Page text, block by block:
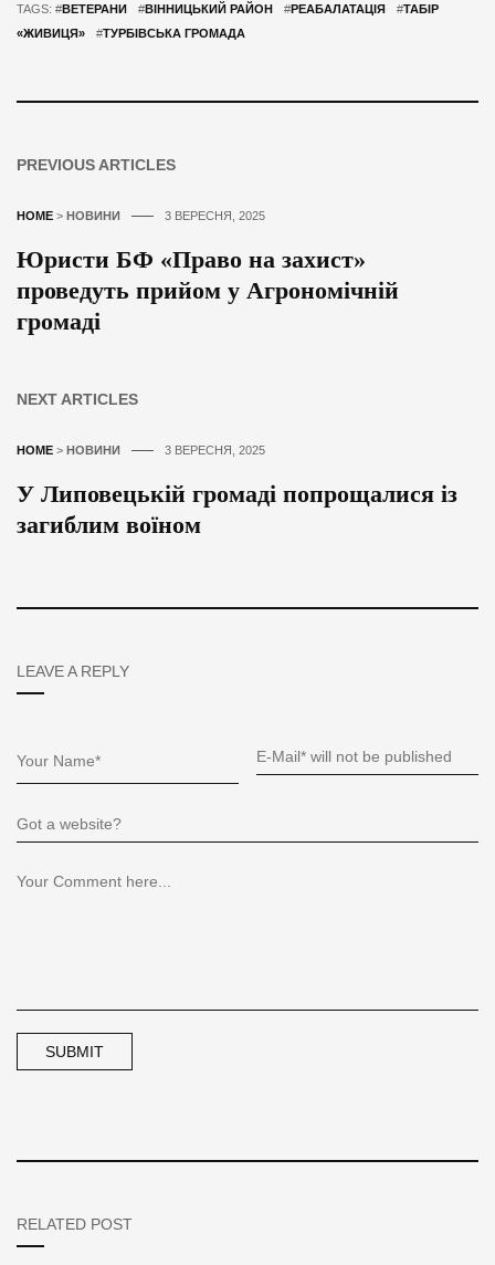
TAGS: #ВЕТЕРАНИ #ВІННИЦЬКИЙ РАЙОН #РЕАБАЛАТАЦІЯ #ТАБІР
«ЖИВИЦЯ»
#ТУРБІВСЬКА ГРОМАДА
PREVIOUS ARTICLES
HOME > НОВИНИ 3 ВЕРЕСНЯ, 2025
Юристи БФ «Право на захист»
проведуть прийом у Агрономічній
громаді
NEXT ARTICLES
HOME > НОВИНИ 3 ВЕРЕСНЯ, 2025
У Липовецькій громаді попрощалися із
загиблим воїном
LEAVE A REPLY
RELATED POST